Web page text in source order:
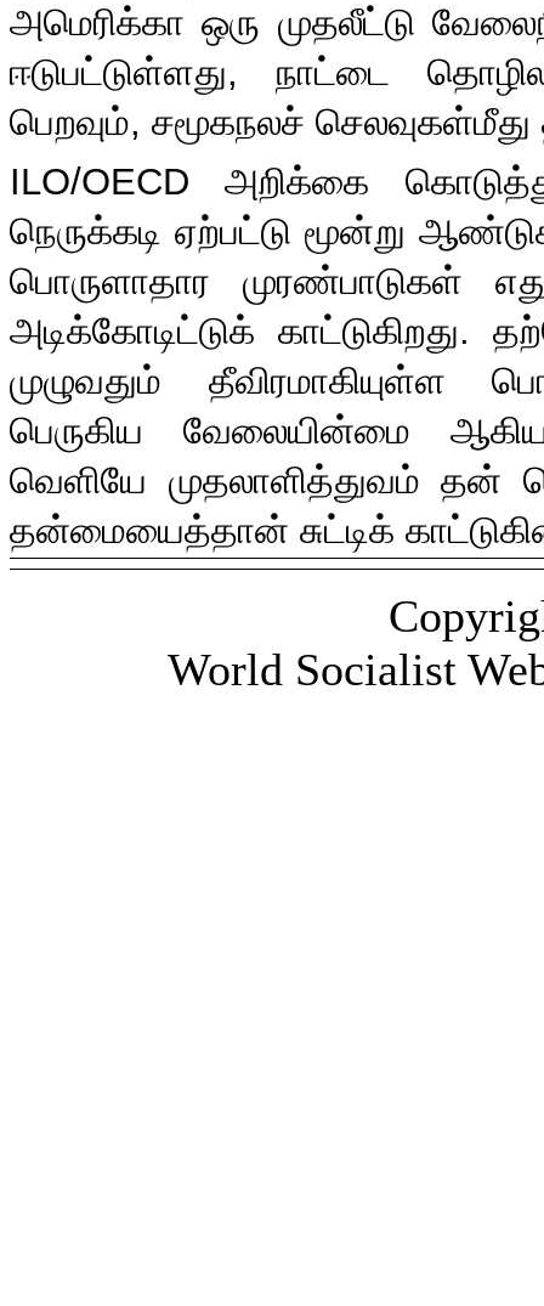
அமெரிக்கா ஒரு முதலீட்டு
ஈடுபட்டுள்ளது, நாட்டை
பெறவும், சமூகநலச் செலவுகள்மீது
ILO/OECDஅறிக்கை
நெருக்கடி ஏற்பட்டு மூன்று
பொருளாதார முரண்பாடுகள்
அடிக்கோடிட்டுக் காட்டுகிறது.
முழுவதும் தீவிரமாகியுள்ள
பெருகிய வேலையின்மை
வெளியே முதலாளித்துவம் தன்
தன்மையைத்தான் சுட்டிக்
World Socialist